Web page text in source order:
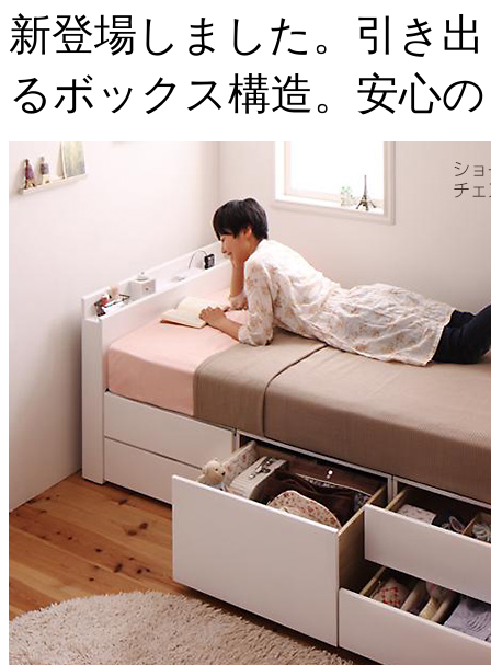
新登場しました。引き
るボックス構造。安心